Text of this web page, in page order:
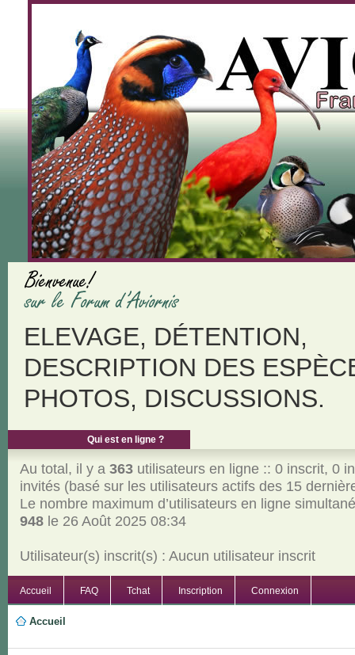
ELEVAGE, DÉTENTION,
DESCRIPTION DES
PHOTOS, DISCUSSIONS.
Qui est en ligne ?
Au total, il y a 363utilisateurs en ligne :: 0 inscrit, 0
invités (basé sur les utilisateurs actifs des 15
Le nombre maximum d’utilisateurs en ligne
948le 26 Août 2025 08:34
Utilisateur(s) inscrit(s) : Aucun utilisateur inscrit
Accueil FAQ Tchat Inscription Connexion
Accueil